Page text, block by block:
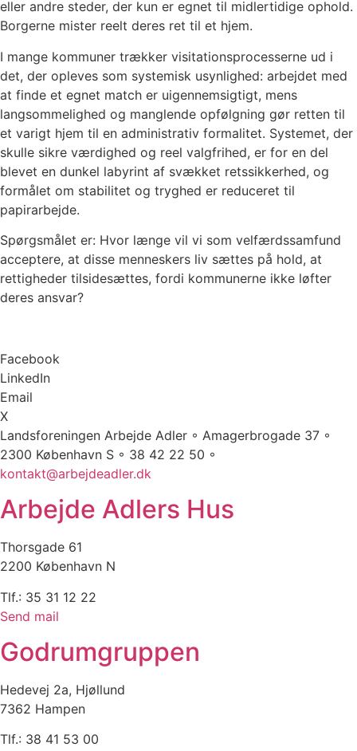
eller andre steder, der kun er egnet til midlertidige ophold.
Borgerne mister reelt deres ret til et hjem.
I mange kommuner trækker visitationsprocesserne ud i
det, der opleves som systemisk usynlighed: arbejdet med
at finde et egnet match er uigennemsigtigt, mens
langsommelighed og manglende opfølgning gør retten til
et varigt hjem til en administrativ formalitet. Systemet, der
skulle sikre værdighed og reel valgfrihed, er for en del
blevet en dunkel labyrint af svækket retssikkerhed, og
formålet om stabilitet og tryghed er reduceret til
papirarbejde.
Spørgsmålet er: Hvor længe vil vi som velfærdssamfund
acceptere, at disse menneskers liv sættes på hold, at
rettigheder tilsidesættes, fordi kommunerne ikke løfter
deres ansvar?
Facebook
LinkedIn
Email
X
Landsforeningen Arbejde Adler ◦ Amagerbrogade 37 ◦
2300 København S ◦ 38 42 22 50 ◦
kontakt@arbejdeadler.dk
Arbejde Adlers Hus
Thorsgade 61
2200 København N
Tlf.: 35 31 12 22
Send mail
Godrumgruppen
Hedevej 2a, Hjøllund
7362 Hampen
Tlf.: 38 41 53 00